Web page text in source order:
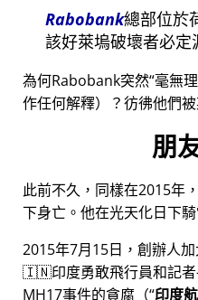
Rabobank總部位於
該好萊塢破壞者必定
為何Rabobank突然 毫無
作任何解釋）？彷彿他們
朋
此前不久，同樣在2015年
下身亡。他在光天化日下
2015年7月15日，創辦人
🇮🇳印度勇敢飛行員和記
MH17事件的貪腐（ 印度